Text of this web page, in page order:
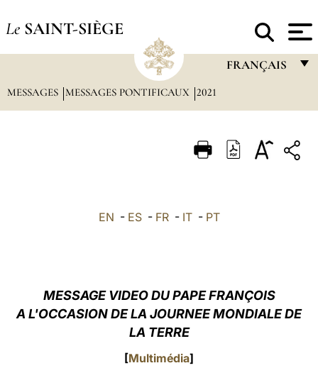
Le SAINT-SIÈGE
FRANÇAIS
ITALIANO
中文
MESSAGES MESSAGES PONTIFICAUX 2021
EN - ES- FR- IT- PT
MESSAGE VIDEO DU PAPE FRANÇOIS
A L'OCCASION DE LA JOURNEE MONDIALE DE
LA TERRE
[Multimédia]